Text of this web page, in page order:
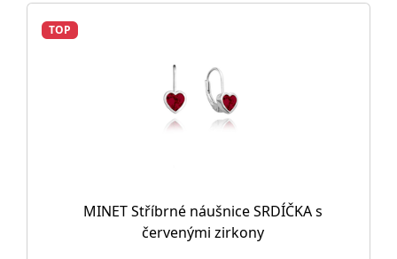
TOP
MINET Stříbrné náušnice SRDÍČKA s
červenými zirkony